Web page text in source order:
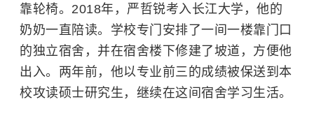
靠轮椅。2018年，严哲锐考入长江大学，他的
奶奶一直陪读。学校专门安排了一间一楼靠门口
的独立宿舍，并在宿舍楼下修建了坡道，方便他
出入。两年前，他以专业前三的成绩被保送到本
校攻读硕士研究生，继续在这间宿舍学习生活。